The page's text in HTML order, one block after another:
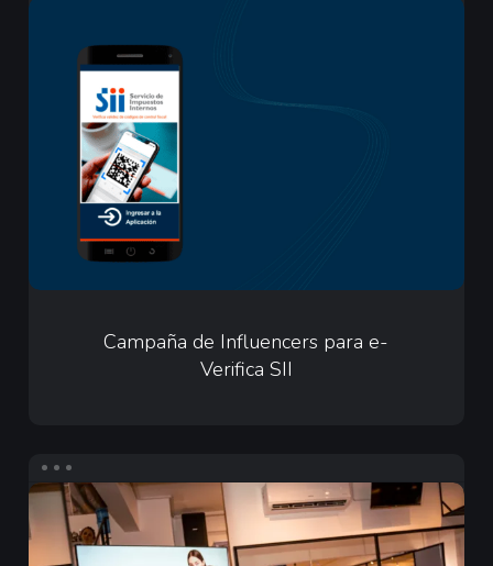
Campaña
Influencers
Verifica
de
Influencers
SII
Campaña de Influencers para e-
Verifica SII
Infuencers
para